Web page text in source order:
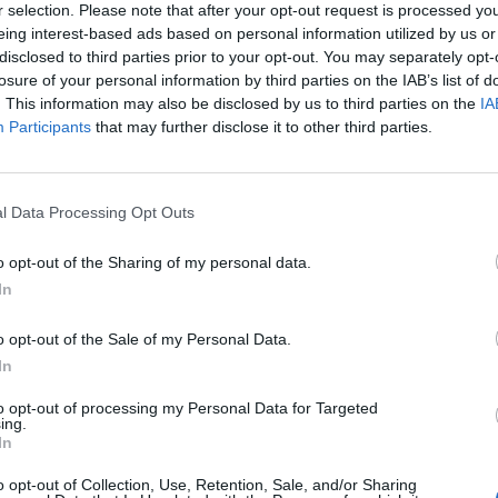
selection. Please note that after your opt-out request is processed
interest-based ads based on personal information utilized by us
to third parties prior to your opt-out. You may separately
of your personal information by third parties on the IAB’s list of
This information may also be disclosed by us to third parties on the
Participants that may further disclose it to other third parties.
Data Processing Opt Outs
opt-out of the Sharing of my personal data.
opt-out of the Sale of my Personal Data.
opt-out of processing my Personal Data for Targeted
opt-out of Collection, Use, Retention, Sale, and/or Sharing
mondható a Portfolio által szervezett
hogy külföldi elemzők is kifejtik véleményüket
2018Még nem késő regisztrálni a Budapest Economic
Economic Forum első beszélgetésérére. Timothy Ash
és Dan Bucsa (PhD, Chief CEE Economist, Unicredit
cikkarchívum